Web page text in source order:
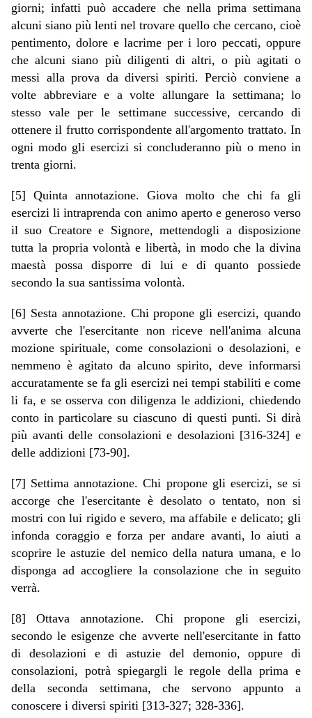
giorni; infatti può accadere che nella prima settimana
alcuni siano più lenti nel trovare quello che cercano, cioè
pentimento, dolore e lacrime per i loro peccati, oppure
che alcuni siano più diligenti di altri, o più agitati o
messi alla prova da diversi spiriti. Perciò conviene a
volte abbreviare e a volte allungare la settimana; lo
stesso vale per le settimane successive, cercando di
ottenere il frutto corrispondente all'argomento trattato. In
ogni modo gli esercizi si concluderanno più o meno in
trenta giorni.
[5] Quinta annotazione. Giova molto che chi fa gli
esercizi li intraprenda con animo aperto e generoso verso
il suo Creatore e Signore, mettendogli a disposizione
tutta la propria volontà e libertà, in modo che la divina
maestà possa disporre di lui e di quanto possiede
secondo la sua santissima volontà.
[6] Sesta annotazione. Chi propone gli esercizi, quando
avverte che l'esercitante non riceve nell'anima alcuna
mozione spirituale, come consolazioni o desolazioni, e
nemmeno è agitato da alcuno spirito, deve informarsi
accuratamente se fa gli esercizi nei tempi stabiliti e come
li fa, e se osserva con diligenza le addizioni, chiedendo
conto in particolare su ciascuno di questi punti. Si dirà
più avanti delle consolazioni e desolazioni [316-324] e
delle addizioni [73-90].
[7] Settima annotazione. Chi propone gli esercizi, se si
accorge che l'esercitante è desolato o tentato, non si
mostri con lui rigido e severo, ma affabile e delicato; gli
infonda coraggio e forza per andare avanti, lo aiuti a
scoprire le astuzie del nemico della natura umana, e lo
disponga ad accogliere la consolazione che in seguito
verrà.
[8] Ottava annotazione. Chi propone gliesercizi,
secondo le esigenze che avverte nell'esercitante in fatto
di desolazioni e di astuzie del demonio, oppure di
consolazioni, potrà spiegargli le regole della prima e
della seconda settimana, che servono appunto a
conoscere i diversi spiriti [313-327; 328-336].